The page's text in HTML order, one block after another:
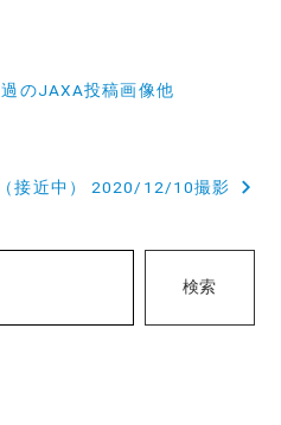
のJAXA投稿画像他
接近中） 2020/12/10撮影
検索